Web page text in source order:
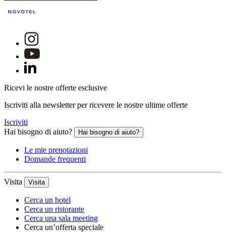
Ricevi le nostre offerte esclusive
Iscriviti alla newsletter per ricevere le nostre ultime offerte
Iscriviti
Hai bisogno di aiuto?
Hai bisogno di aiuto?
Le mie prenotazioni
Domande frequenti
Visita Visita
Cerca un hotel
Cerca un ristorante
Cerca una sala meeting
Cerca un’offerta speciale